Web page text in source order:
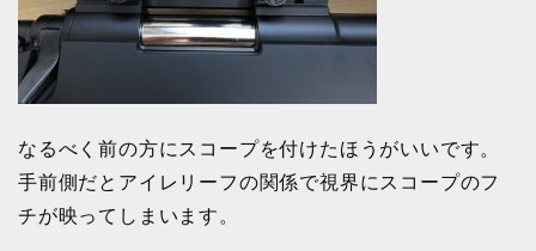
なるべく前の方にスコープを付けたほうがいいです。
手前側だとアイレリーフの関係で視界にスコープのフ
チが映ってしまいます。